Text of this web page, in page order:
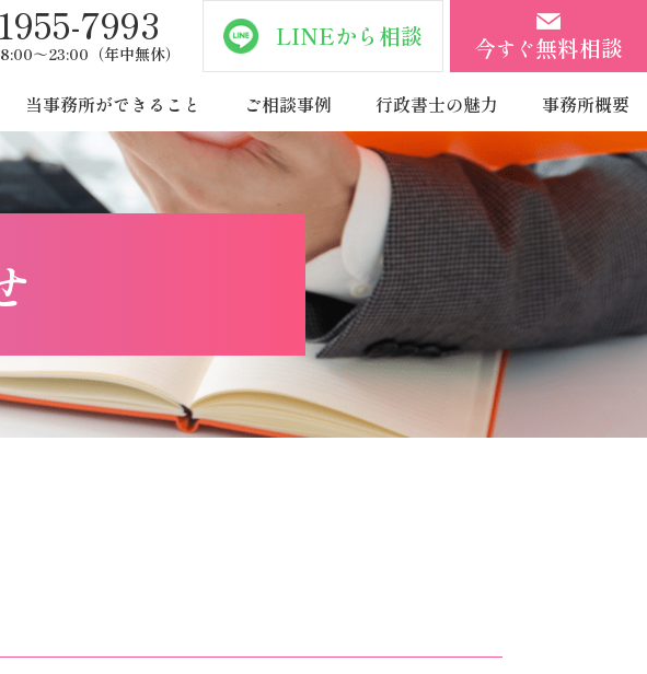
7993
8:00～23:00（年中無休）
LINEから相談 今すぐ無料相談
当事務所ができること ご相談事例 行政書士の魅力 事務所概要